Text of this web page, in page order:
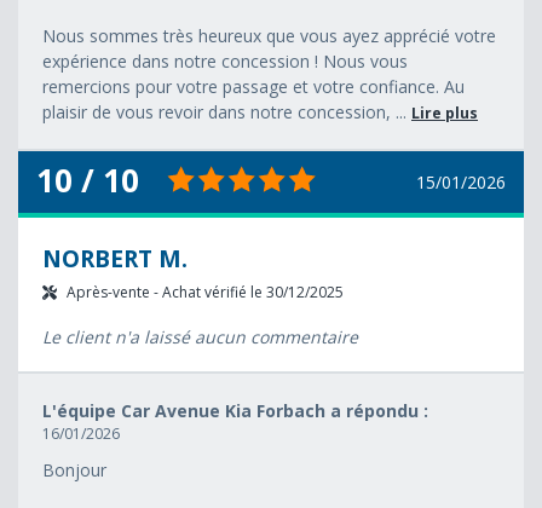
Nous sommes très heureux que vous ayez apprécié votre
expérience dans notre concession ! Nous vous
remercions pour votre passage et votre confiance. Au
plaisir de vous revoir dans notre concession, ... Lire plus
10 / 10 15/01/2026
NORBERT M.
Après-vente - Achat vérifié le 30/12/2025
Le client n'a laissé aucun commentaire
L'équipe Car Avenue Kia Forbach a répondu :
16/01/2026
Bonjour